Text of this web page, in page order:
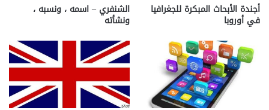
أجندة الأبحاث المبكرة للجغرافيا
في أوروبا
الشنفري – اسمه ، ونسبه ،
ونشأته